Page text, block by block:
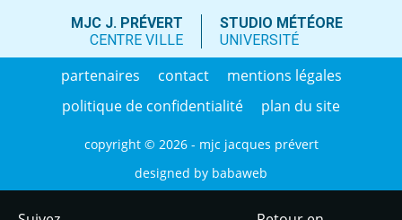
MJC J. PRÉVERT
CENTRE VILLE
STUDIO MÉTÉORE
UNIVERSITÉ
partenaires contact
mentions légales
politique de confidentialité
plan du site
copyright © 2026 - mjc jacques prévert
designed by babaweb